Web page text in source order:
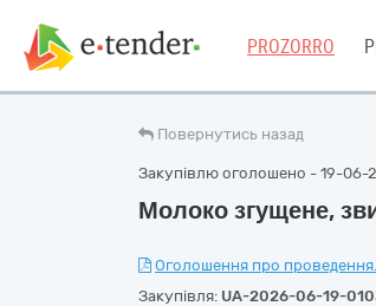
PROZORRO
Повернутись назад
Закупівлю оголошено - 19-06-
Молоко згущене,
Оголошення про
Закупівля: UA-2026-06-19-